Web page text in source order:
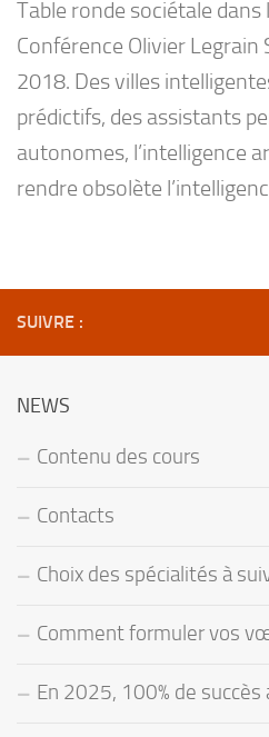
Table ronde sociétale dans
Conférence Olivier Legrain
2018. Des villes
prédictifs, des assistants
autonomes, l’intelligence
rendre obsolète
SUIVRE :
NEWS
Contenu des cours
Contacts
Choix des spécialités à
Comment formuler vos
En 2025, 100% de